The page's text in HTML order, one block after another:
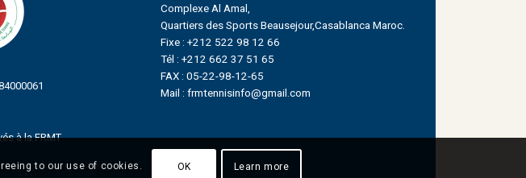
à la FRMT
Complexe Al Amal,
Quartiers des Sports Beausejour,Casablanca Maroc.
Fixe : +212 522 98 12 66
Tél : +212 662 37 51 65
FAX : 05-22-98-12-65
Mail : frmtennisinfo@gmail.com
to our use of cookies. OK Learn more